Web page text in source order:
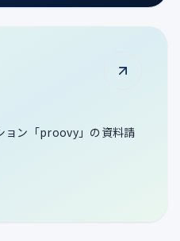
ョン「proovy」の資料請